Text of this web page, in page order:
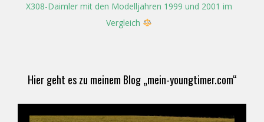
X308-Daimler mit den Modelljahren 1999 und 2001 im
Vergleich
Hier geht es zu meinem Blog „mein-youngtimer.com“